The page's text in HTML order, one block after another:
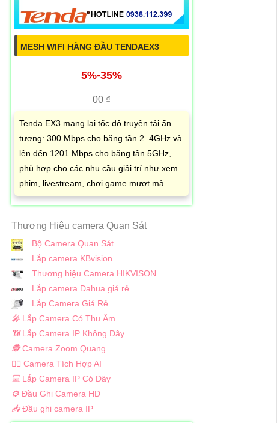
MESH WIFI HÀNG ĐẦU TENDAEX3
5%-35%
00 ₫
Tenda EX3 mang lại tốc độ truyền tải ấn
tượng: 300 Mbps cho băng tần 2. 4GHz và
lên đến 1201 Mbps cho băng tần 5GHz,
phù hợp cho các nhu cầu giải trí như xem
phim, livestream, chơi game mượt mà
Thương Hiệu camera Quan Sát
Bộ Camera Quan Sát
Lắp camera KBvision
Thương hiệu Camera HIKVISON
Lắp camera Dahua giá rẻ
Lắp Camera Giá Rẻ
️🎤️ Lắp Camera Có Thu Âm
📶Lắp Camera IP Không Dây
🕵️Camera Zoom Quang
🧛‍♀️ Camera Tích Hợp AI
💻 Lắp Camera IP Có Dây
⚙️ Đầu Ghi Camera HD
📥Đầu ghi camera IP